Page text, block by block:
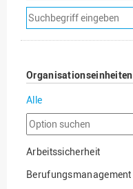
Suchfilter
entfernen
Organisationseinheiten
Alle
Option
suchen
Arbeitssicherheit
Berufungsmanagement